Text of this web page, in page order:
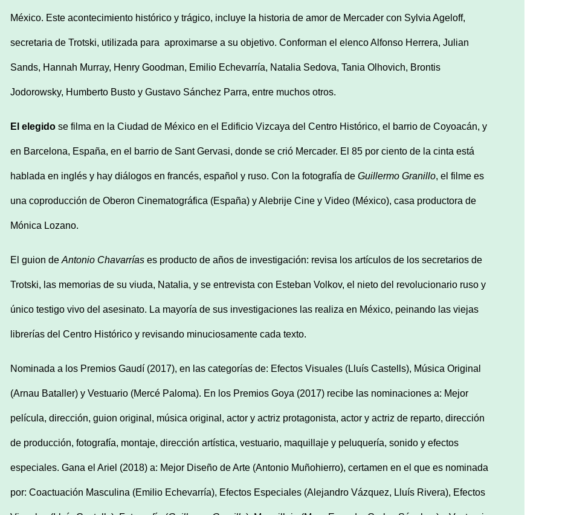
México. Este acontecimiento histórico y trágico, incluye la historia de amor de Mercader con Sylvia Ageloff,
secretaria de Trotski, utilizada para aproximarse a su objetivo. Conforman el elenco Alfonso Herrera, Julian
Sands, Hannah Murray, Henry Goodman, Emilio Echevarría, Natalia Sedova, Tania Olhovich, Brontis
Jodorowsky, Humberto Busto y Gustavo Sánchez Parra, entre muchos otros.
El elegido se filma en la Ciudad de México en el Edificio Vizcaya del Centro Histórico, el barrio de Coyoacán, y
en Barcelona, España, en el barrio de Sant Gervasi, donde se crió Mercader. El 85 por ciento de la cinta está
hablada en inglés y hay diálogos en francés, español y ruso. Con la fotografía de Guillermo Granillo, el filme es
una coproducción de Oberon Cinematográfica (España) y Alebrije Cine y Video (México), casa productora de
Mónica Lozano.
El guion de Antonio Chavarrías es producto de años de investigación: revisa los artículos de los secretarios de
Trotski, las memorias de su viuda, Natalia, y se entrevista con Esteban Volkov, el nieto del revolucionario ruso y
único testigo vivo del asesinato. La mayoría de sus investigaciones las realiza en México, peinando las viejas
librerías del Centro Histórico y revisando minuciosamente cada texto.
Nominada a los Premios Gaudí (2017), en las categorías de: Efectos Visuales (Lluís Castells), Música Original
(Arnau Bataller) y Vestuario (Mercé Paloma). En los Premios Goya (2017) recibe las nominaciones a: Mejor
película, dirección, guion original, música original, actor y actriz protagonista, actor y actriz de reparto, dirección
de producción, fotografía, montaje, dirección artística, vestuario, maquillaje y peluquería, sonido y efectos
especiales. Gana el Ariel (2018) a: Mejor Diseño de Arte (Antonio Muñohierro), certamen en el que es nominada
por: Coactuación Masculina (Emilio Echevarría), Efectos Especiales (Alejandro Vázquez, Lluís Rivera), Efectos